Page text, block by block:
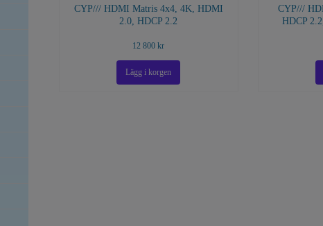
CYP/// HDMI Matris 4x4, 4K, HDMI
2.0, HDCP 2.2
12 800 kr
CYP///
HDCP